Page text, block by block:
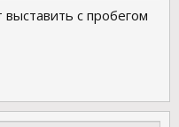
с пробегом